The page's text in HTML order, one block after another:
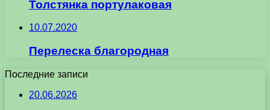
Толстянка портулаковая
10.07.2020
Перелеска благородная
Последние записи
20.06.2026